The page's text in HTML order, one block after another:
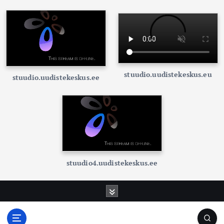
stuudio.uudistekeskus.ee stuudio.uudistekeskus.eu
stuudio4.uudistekeskus.ee